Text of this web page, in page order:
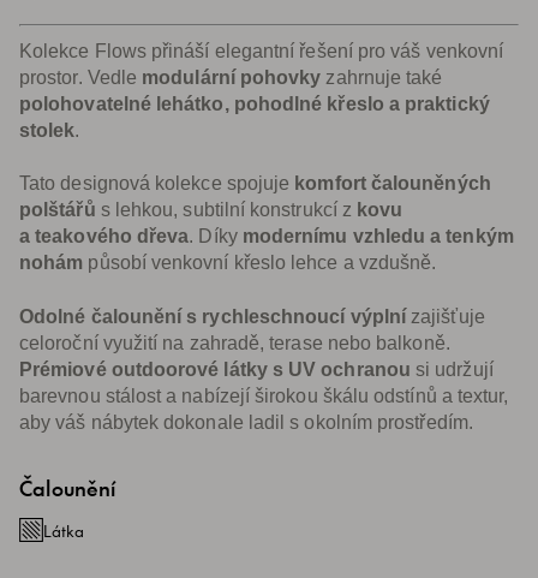
Kolekce Flows přináší elegantní řešení pro váš venkovní
prostor. Vedle modulární pohovky zahrnuje také
polohovatelné lehátko, pohodlné křeslo a praktický
stolek.
Tato designová kolekce spojuje komfort čalouněných
polštářů s lehkou, subtilní konstrukcí z kovu
a teakového dřeva. Díky modernímu vzhledu a tenkým
nohám působí venkovní křeslo lehce a vzdušně.
Odolné čalounění s rychleschnoucí výplní zajišťuje
celoroční využití na zahradě, terase nebo balkoně.
Prémiové outdoorové látky s UV ochranou si udržují
barevnou stálost a nabízejí širokou škálu odstínů a textur,
aby váš nábytek dokonale ladil s okolním prostředím.
Čalounění
Látka